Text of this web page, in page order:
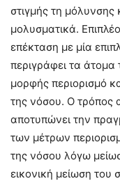
στιγμής τη μόλυνσης
μολυσματικά.
επέκταση με μία
περιγράφει τα άτομα
μορφής περιορισμό
της νόσου. Ο τρόπος
αποτυπώνει την
των μέτρων
της νόσου λόγω
εικονική μείωση του